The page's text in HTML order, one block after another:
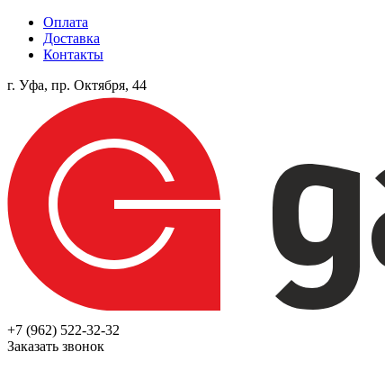
Оплата
Доставка
Контакты
г. Уфа, пр. Октября, 44
+7 (962) 522-32-32
Заказать звонок